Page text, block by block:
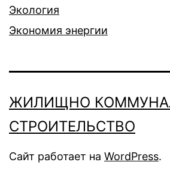
Экология
Экономия энергии
ЖИЛИЩНО
СТРОИТЕЛЬСТВО
Сайт работает на WordPress.